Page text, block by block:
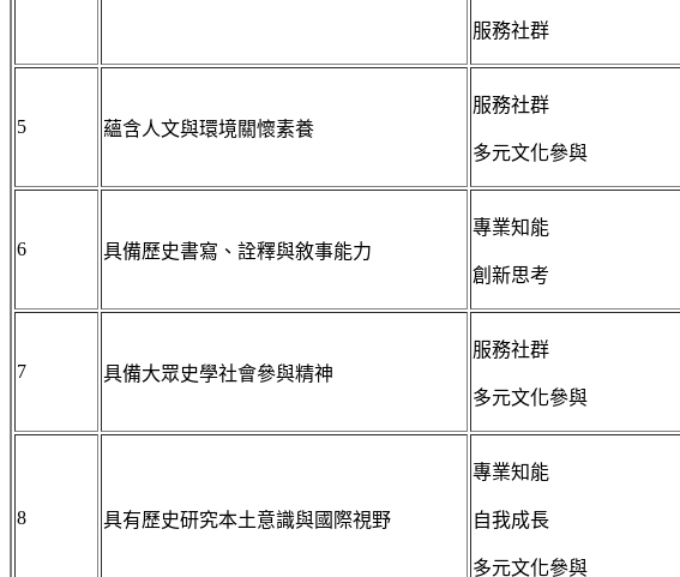
服務社群
5 蘊含人文與環境關懷素養
服務社群
多元文化參與
6 具備歷史書寫、詮釋與敘事能力
專業知能
創新思考
7 具備大眾史學社會參與精神
服務社群
多元文化參與
8 具有歷史研究本土意識與國際視野
專業知能
自我成長
多元文化參與